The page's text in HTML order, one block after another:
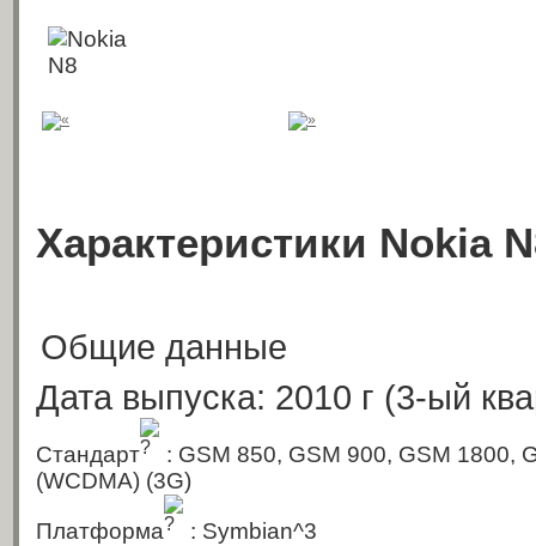
Характеристики Nokia
Общие данные
Дата выпуска: 2010 г (3-ый
Стандарт
: GSM 850, GSM 900, GSM 1800,
(WCDMA) (3G)
Платформа : Symbian^3